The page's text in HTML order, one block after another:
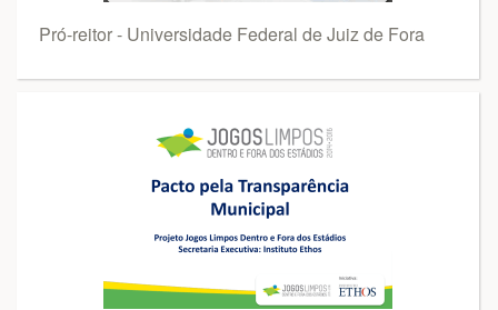
Pró-reitor - Universidade Federal de Juiz de Fora